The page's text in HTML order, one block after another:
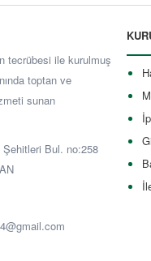
tecrübesi ile kurulmuş
toptan ve
sunan
Şehitleri Bul. no:258